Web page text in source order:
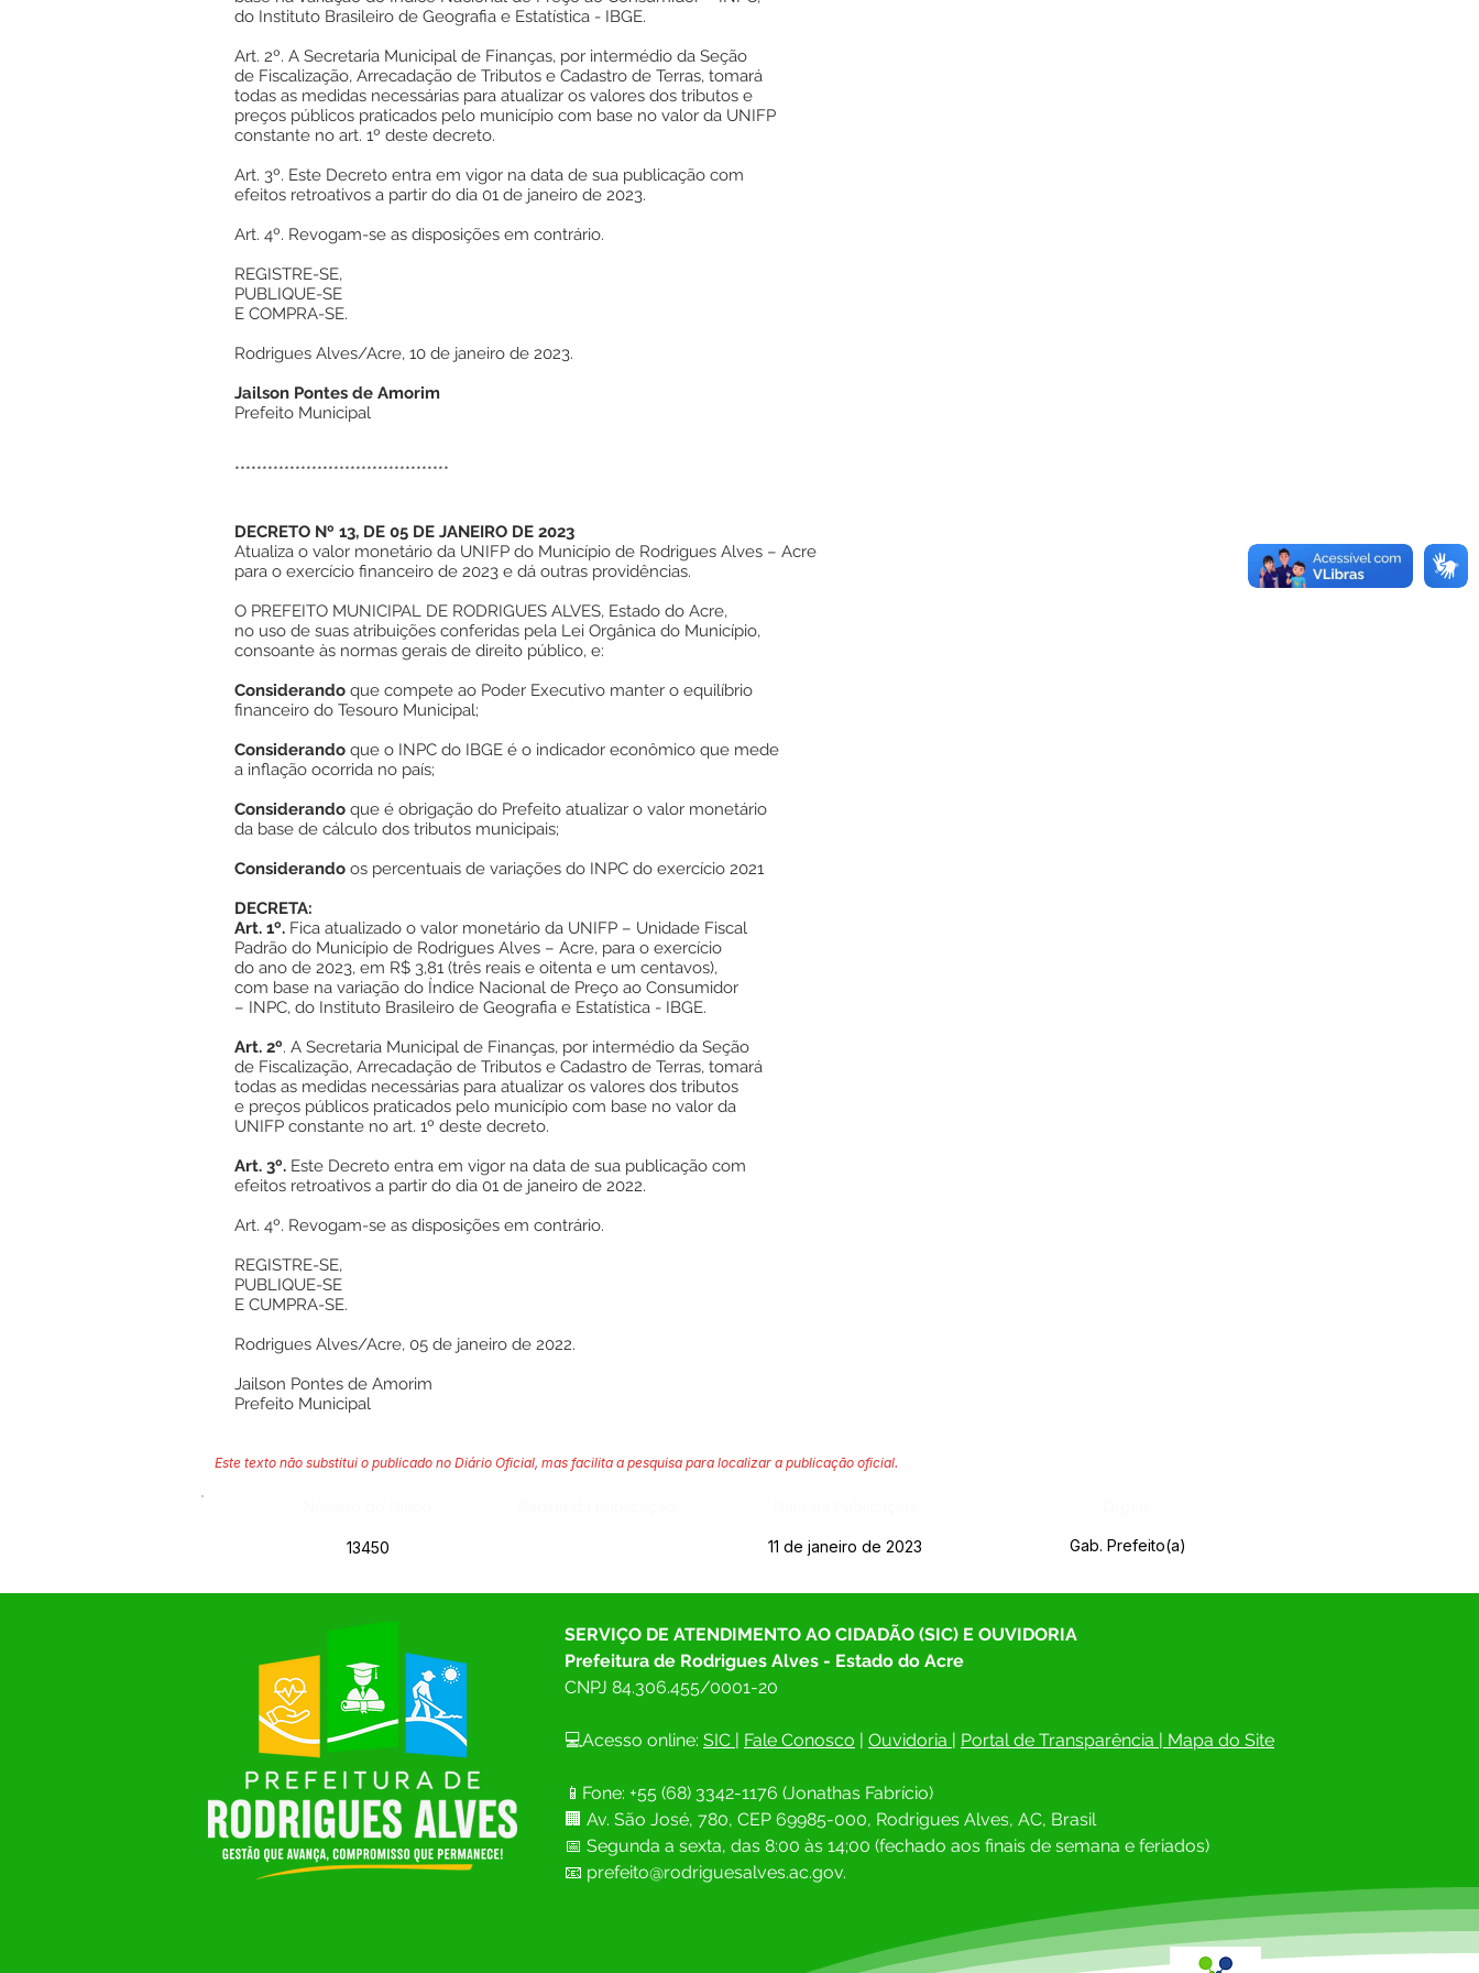
do Instituto Brasileiro de Geografia e Estatística - IBGE.
Art. 2º. A Secretaria Municipal de Finanças, por intermédio da Seção
de Fiscalização, Arrecadação de Tributos e Cadastro de Terras, tomará
todas as medidas necessárias para atualizar os valores dos tributos e
preços públicos praticados pelo município com base no valor da UNIFP
constante no art. 1º deste decreto.
Art. 3º. Este Decreto entra em vigor na data de sua publicação com
efeitos retroativos a partir do dia 01 de janeiro de 2023.
Art. 4º. Revogam-se as disposições em contrário.
REGISTRE-SE,
PUBLIQUE-SE
E COMPRA-SE.
Rodrigues Alves/Acre, 10 de janeiro de 2023.
Jailson Pontes de Amorim
Prefeito Municipal
***************************************
DECRETO Nº 13, DE 05 DE JANEIRO DE 2023
Atualiza o valor monetário da UNIFP do Município de Rodrigues Alves – Acre
para o exercício financeiro de 2023 e dá outras providências.
O PREFEITO MUNICIPAL DE RODRIGUES ALVES, Estado do Acre,
no uso de suas atribuições conferidas pela Lei Orgânica do Município,
consoante às normas gerais de direito público, e:
Considerando que compete ao Poder Executivo manter o equilíbrio
financeiro do Tesouro Municipal;
Considerando que o INPC do IBGE é o indicador econômico que mede
a inflação ocorrida no país;
Considerando que é obrigação do Prefeito atualizar o valor monetário
da base de cálculo dos tributos municipais;
Considerando os percentuais de variações do INPC do exercício 2021
DECRETA:
Art. 1º. Fica atualizado o valor monetário da UNIFP – Unidade Fiscal
Padrão do Município de Rodrigues Alves – Acre, para o exercício
do ano de 2023, em R$ 3,81 (três reais e oitenta e um centavos),
com base na variação do Índice Nacional de Preço ao Consumidor
– INPC, do Instituto Brasileiro de Geografia e Estatística - IBGE.
Art. 2º. A Secretaria Municipal de Finanças, por intermédio da Seção
de Fiscalização, Arrecadação de Tributos e Cadastro de Terras, tomará
todas as medidas necessárias para atualizar os valores dos tributos
e preços públicos praticados pelo município com base no valor da
UNIFP constante no art. 1º deste decreto.
Art. 3º. Este Decreto entra em vigor na data de sua publicação com
efeitos retroativos a partir do dia 01 de janeiro de 2022.
Art. 4º. Revogam-se as disposições em contrário.
REGISTRE-SE,
PUBLIQUE-SE
E CUMPRA-SE.
Rodrigues Alves/Acre, 05 de janeiro de 2022.
Jailson Pontes de Amorim
Prefeito Municipal
Este texto não substitui o publicado no Diário Oficial, mas facilita a pesquisa para localizar a publicação oficial.
13450 11 de janeiro de 2023 Gab. Prefeito(a)
SERVIÇO DE ATENDIMENTO AO CIDADÃO (SIC) E OUVIDORIA
Prefeitura de Rodrigues Alves - Estado do Acre
CNPJ 84.306.455/0001-20
💻Acesso online: SIC | Fale Conosco | Ouvidoria | Portal de Transparência | Mapa do Site
📱Fone: +55 (68) 3342-1176 (Jonathas Fabrício)
🏢 Av. São José, 780, CEP 69985-000, Rodrigues Alves, AC, Brasil
📅 Segunda a sexta, das 8:00 às 14;00 (fechado aos finais de semana e feriados)
📧 prefeito@rodriguesalves.ac.gov.